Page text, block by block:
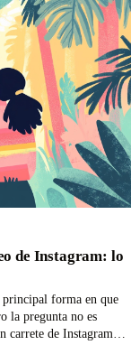
de Instagram: lo
principal forma en que
la pregunta no es
carrete de Instagram?»